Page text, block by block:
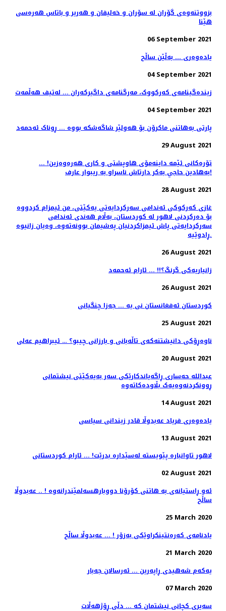
بزووتنه‌وه‌ی گۆران له‌ سۆران و خه‌لیفان و هه‌ریر و باتاس هەرەسی
هێنا
06 September 2021
یادەوەری ... بەڵێن ساڵح
04 September 2021
زیندەگینامەی کەرکووک، مەرگنامەی داگیرکەران ... لەتیف ھەڵمەت
04 September 2021
پارتی بەھاتنی ماکرۆن بۆ هەولێر شاگەشکە بووە ... ڕوناک ئەحمەد
29 August 2021
تۆرەکانی ئێمە داینەمۆی هاوپشتی و کاری هەرەوەزین! ...
بەهادين حاجي بەكر دارتاش ناسراو بە ريبوار عارف!
28 August 2021
غازی کەرکوکی ئەندامی سەرکردایەتی یەکێتی، من ئیمزام کردووە
بۆ دەرکردنی لاهور لە کوردستان، بەڵام هەندی ئەندامی
سەرکردایەتی پاش ئیمزاکردنیان پەشیمان بوونەتەوە، وەیان زانیوە
ڕادوێیە.
26 August 2021
زانیاریەکی گرنگ؟!! ... ئارام ئەحمەد
26 August 2021
کوردستان ئەفغانستان نی یە ... جەزا چنگیانی
25 August 2021
ناوەڕۆکی دانیشتنەکەی تاڵەبانی و بارزانی چیبو؟ … ئیبراهیم عەلی
20 August 2021
عبداللە حەساری ڕاگەیاندکارێکی سەر بەیەکێتی نیشتمانی
ڕوونکردنەوەیەک بڵاودەکاتەوە
14 August 2021
یادەوەری فریاد عەبدوڵا قادر زیندانی سیاسی
13 August 2021
لاهور تاوانبارە پێویستە لەسێدارە بدرێت! ... ئارام کوردستانی
02 August 2021
ئه‌و ڕاستیانه‌ی ‌به‌ هاتنی كۆرۆنا دووبارهسه‌لمێندرانه‌وه‌‌ ! .. عه‌بدوڵا
ساڵح
25 March 2020
یادنامه‌ی كه‌ره‌نتینكراوێكی به‌زۆر ! ... عه‌بدوڵا ساڵح
21 March 2020
یەکەم شەهیدی ڕاپەرین ... ئەرسالان جەبار
07 March 2020
سەیری کچانی نیشتمان کە ... دڵی ڕۆژهەڵات